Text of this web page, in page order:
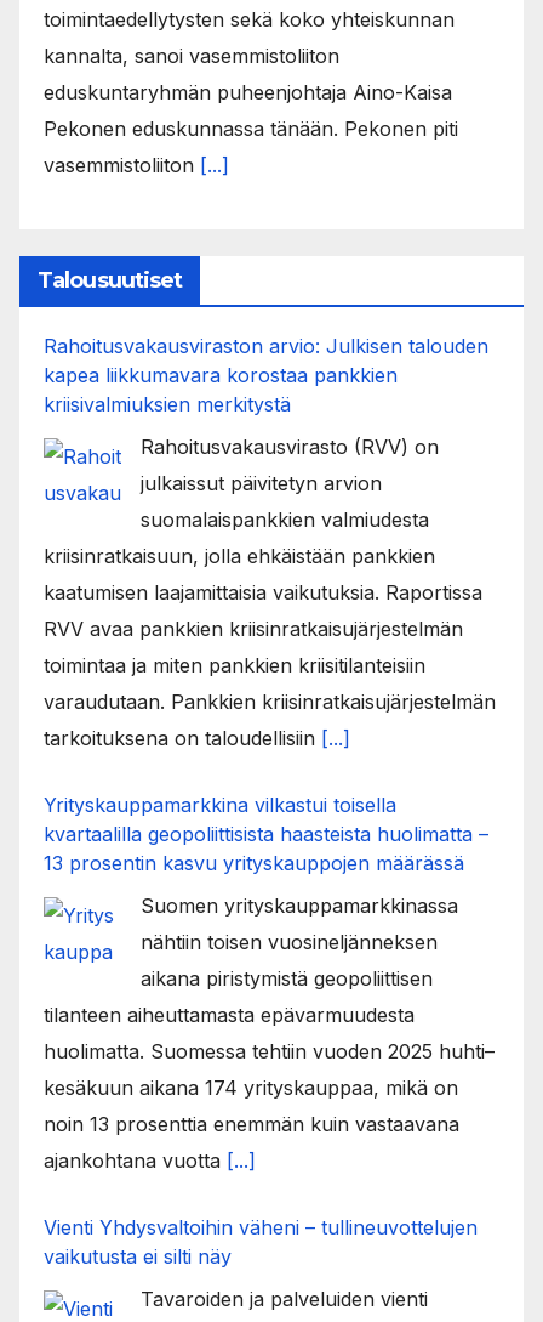
toimintaedellytysten sekä koko yhteiskunnan
kannalta, sanoi vasemmistoliiton
eduskuntaryhmän puheenjohtaja Aino-Kaisa
Pekonen eduskunnassa tänään. Pekonen piti
vasemmistoliiton [...]
Talousuutiset
Rahoitusvakausviraston arvio: Julkisen talouden
kapea liikkumavara korostaa pankkien
kriisivalmiuksien merkitystä
Rahoitusvakausvirasto (RVV) on
julkaissut päivitetyn arvion
suomalaispankkien valmiudesta
kriisinratkaisuun, jolla ehkäistään pankkien
kaatumisen laajamittaisia vaikutuksia. Raportissa
RVV avaa pankkien kriisinratkaisujärjestelmän
toimintaa ja miten pankkien kriisitilanteisiin
varaudutaan. Pankkien kriisinratkaisujärjestelmän
tarkoituksena on taloudellisiin [...]
Yrityskauppamarkkina vilkastui toisella
kvartaalilla geopoliittisista haasteista huolimatta –
13 prosentin kasvu yrityskauppojen määrässä
Suomen yrityskauppamarkkinassa
nähtiin toisen vuosineljänneksen
aikana piristymistä geopoliittisen
tilanteen aiheuttamasta epävarmuudesta
huolimatta. Suomessa tehtiin vuoden 2025 huhti–
kesäkuun aikana 174 yrityskauppaa, mikä on
noin 13 prosenttia enemmän kuin vastaavana
ajankohtana vuotta [...]
Vienti Yhdysvaltoihin väheni – tullineuvottelujen
vaikutusta ei silti näy
Tavaroiden ja palveluiden vienti